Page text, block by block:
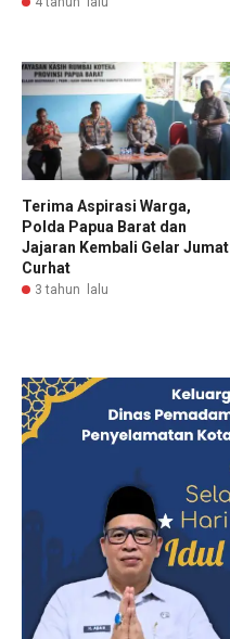
Terima Aspirasi Warga,
Polda Papua Barat dan
Jajaran Kembali Gelar Jumat
Curhat
3 tahun lalu